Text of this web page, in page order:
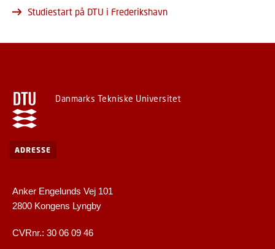
Studiestart på DTU i Frederikshavn
Danmarks Tekniske Universitet
ADRESSE
Anker Engelunds Vej 101
2800 Kongens Lyngby
CVRnr.: 30 06 09 46